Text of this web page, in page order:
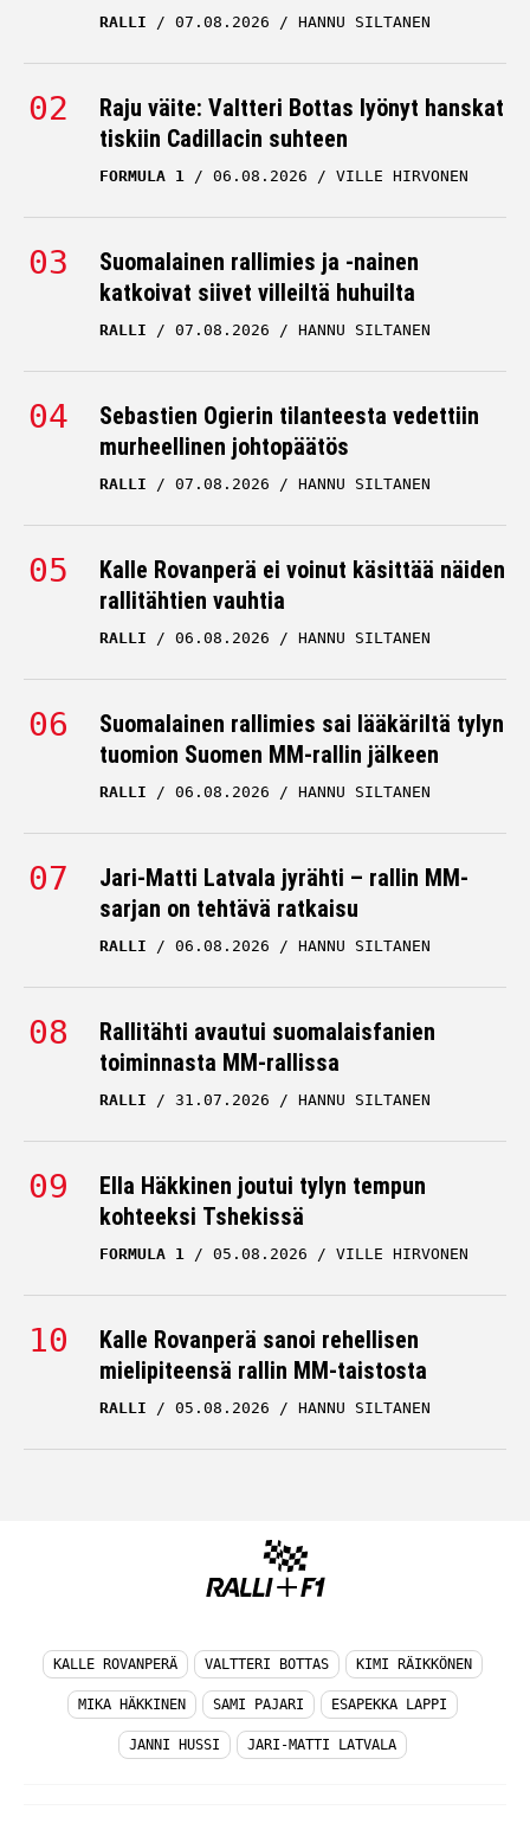
RALLI 07.08.2026 HANNU SILTANEN
Raju väite: Valtteri Bottas lyönyt hanskat
tiskiin Cadillacin suhteen
FORMULA 1 06.08.2026 VILLE HIRVONEN
Suomalainen rallimies ja -nainen
katkoivat siivet villeiltä huhuilta
RALLI 07.08.2026 HANNU SILTANEN
Sebastien Ogierin tilanteesta vedettiin
murheellinen johtopäätös
RALLI 07.08.2026 HANNU SILTANEN
Kalle Rovanperä ei voinut käsittää näiden
rallitähtien vauhtia
RALLI 06.08.2026 HANNU SILTANEN
Suomalainen rallimies sai lääkäriltä tylyn
tuomion Suomen MM-rallin jälkeen
RALLI 06.08.2026 HANNU SILTANEN
Jari-Matti Latvala jyrähti – rallin MM-
sarjan on tehtävä ratkaisu
RALLI 06.08.2026 HANNU SILTANEN
Rallitähti avautui suomalaisfanien
toiminnasta MM-rallissa
RALLI 31.07.2026 HANNU SILTANEN
Ella Häkkinen joutui tylyn tempun
kohteeksi Tshekissä
FORMULA 1 05.08.2026 VILLE HIRVONEN
Kalle Rovanperä sanoi rehellisen
mielipiteensä rallin MM-taistosta
RALLI 05.08.2026 HANNU SILTANEN
KALLE ROVANPERÄ VALTTERI BOTTAS KIMI RÄIKKÖNEN
MIKA HÄKKINEN SAMI PAJARI ESAPEKKA LAPPI
JANNI HUSSI JARI-MATTI LATVALA